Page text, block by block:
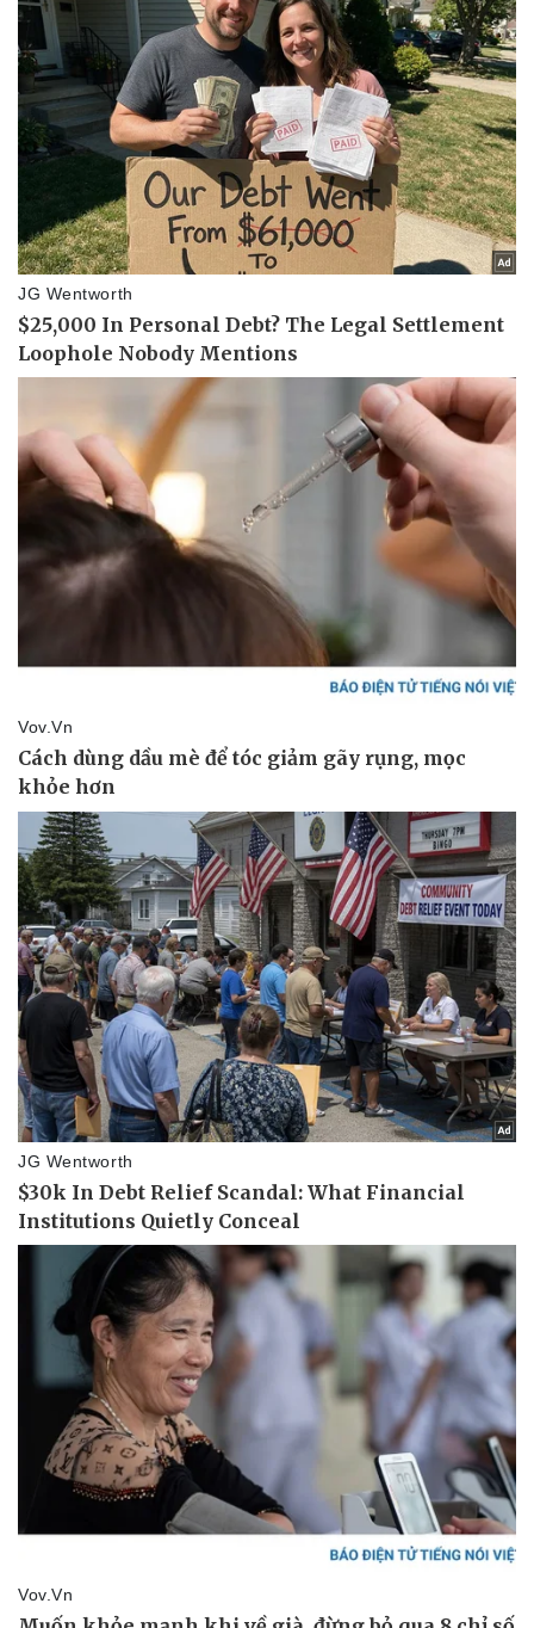
Thể thao
Bóng đá
Lịch thi đấu bóng đá
Thế giới thể thao
eSports
Ô tô - Xe máy
Ô tô
Xe máy
Tư vấn